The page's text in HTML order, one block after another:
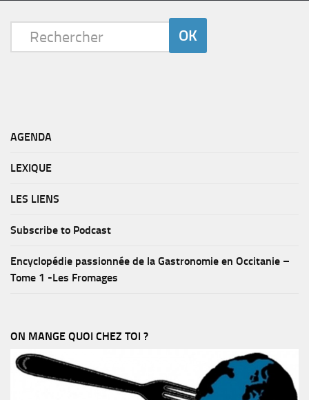
AGENDA
LEXIQUE
LES LIENS
Subscribe to Podcast
Encyclopédie passionnée de la Gastronomie en Occitanie –
Tome 1 -Les Fromages
ON MANGE QUOI CHEZ TOI ?